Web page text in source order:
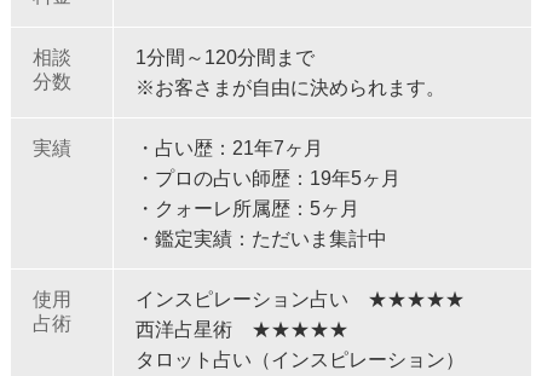
相談
分数
1分間～120分間まで
※お客さまが自由に決められます。
実績
・占い歴：21年7ヶ月
・プロの占い師歴：19年5ヶ月
・クォーレ所属歴：5ヶ月
・鑑定実績：ただいま集計中
使用
占術
インスピレーション占い ★★★★★
西洋占星術 ★★★★★
タロット占い（インスピレーション）